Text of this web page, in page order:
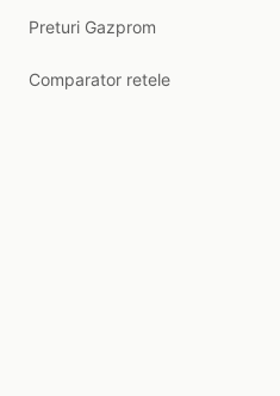
Preturi Gazprom
Comparator retele